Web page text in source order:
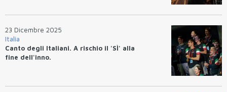
23 Dicembre 2025
Italia
Canto degli Italiani. A rischio il 'SÌ' alla
fine dell'inno.